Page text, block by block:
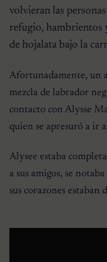
volvieran las
refugio, hambrientos
de hojalata bajo la
Afortunadamente, un
mezcla de labrador
contacto con Alysse
quien se apresuró a ir
Alysee estaba
a sus amigos, se
sus corazones estaban